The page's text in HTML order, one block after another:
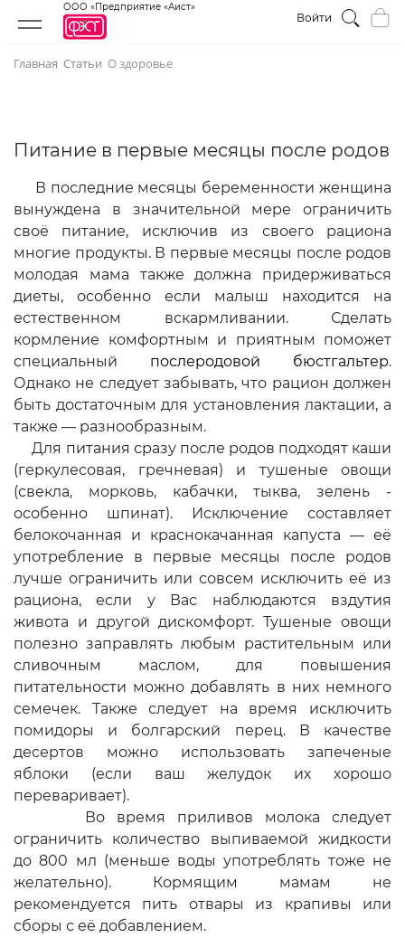
ООО «Предприятие «Аист»
Войти
Главная Статьи О здоровье
Питание в первые месяцы после родов
В последние месяцы беременности женщина
вынуждена в значительной мере ограничить
своё питание, исключив из своего рациона
многие продукты. В первые месяцы после родов
молодая мама также должна придерживаться
диеты, особенно если малыш находится на
естественном вскармливании. Сделать
кормление комфортным и приятным поможет
специальный послеродовой бюстгальтер.
Однако не следует забывать, что рацион должен
быть достаточным для установления лактации, а
также — разнообразным.
Для питания сразу после родов подходят каши
(геркулесовая, гречневая) и тушеные овощи
(свекла, морковь, кабачки, тыква, зелень -
особенно шпинат). Исключение составляет
белокочанная и краснокачанная капуста — её
употребление в первые месяцы после родов
лучше ограничить или совсем исключить её из
рациона, если у Вас наблюдаются вздутия
живота и другой дискомфорт. Тушеные овощи
полезно заправлять любым растительным или
сливочным маслом, для повышения
питательности можно добавлять в них немного
семечек. Также следует на время исключить
помидоры и болгарский перец. В качестве
десертов можно использовать запеченые
яблоки (если ваш желудок их хорошо
переваривает).
Во время приливов молока следует
ограничить количество выпиваемой жидкости
до 800 мл (меньше воды употреблять тоже не
желательно). Кормящим мамам не
рекомендуется пить отвары из крапивы или
сборы с её добавлением.